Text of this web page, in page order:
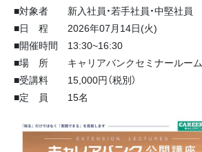
■対象者 新入社員・若手社員・中堅社員
■日 程 2026年07月14日(火)
■開催時間 13:30~16:30
■場 所 キャリアバンクセミナールーム
■受講料 15,000円（税別）
■定 員 15名